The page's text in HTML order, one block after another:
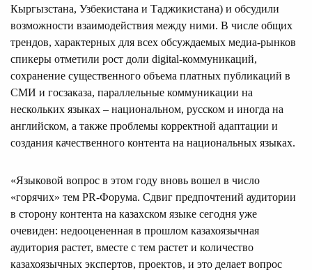
Кыргызстана, Узбекистана и Таджикистана) и обсудили
возможности взаимодействия между ними. В числе общих
трендов, характерных для всех обсуждаемых медиа-рынков
спикеры отметили рост доли digital-коммуникаций,
сохранение существенного объема платных публикаций в
СМИ и госзаказа, параллельные коммуникации на
нескольких языках – национальном, русском и иногда на
английском, а также проблемы корректной адаптации и
создания качественного контента на национальных языках.
«Языковой вопрос в этом году вновь вошел в число
«горячих» тем PR-Форума. Сдвиг предпочтений аудитории
в сторону контента на казахском языке сегодня уже
очевиден: недооцененная в прошлом казахоязычная
аудитория растет, вместе с тем растет и количество
казахоязычных экспертов, проектов, и это делает вопрос